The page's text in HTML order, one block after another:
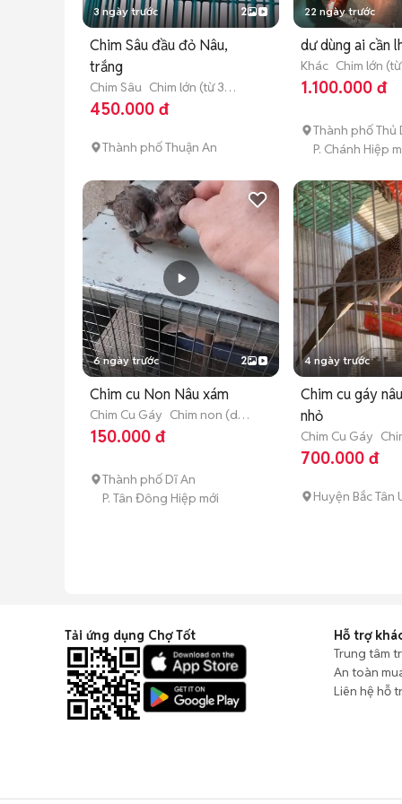
3 ngày trước 2
Chim Sâu đầu đỏ Nâu,
trắng
Chim Sâu Chim lớn (từ 3
tháng tuổi)
450.000 đ
Thành phố Thuận An
22 ngày trước
dư dùng ai cần
Khác Chim lớn
tuổi)
1.100.000 đ
Thành phố Thủ
P. Chánh Hiệp
6 ngày trước 2
Chim cu Non Nâu xám
Chim Cu Gáy Chim non (dưới
3 tháng tuổi)
150.000 đ
Thành phố Dĩ An
P. Tân Đông Hiệp mới
4 ngày trước
Chim cu gáy
nhỏ
Chim Cu Gáy
3 tháng tuổi)
700.000 đ
Huyện Bắc Tân
Tải ứng dụng Chợ Tốt
Hỗ trợ
Trung tâm
An toàn
Liên hệ hỗ